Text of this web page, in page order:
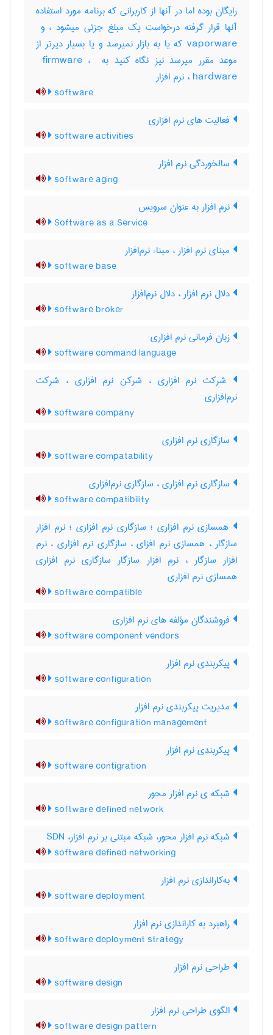
رایگان بوده اما در آنها از کاربرانی که برنامه مورد استفاده
vaporware که یا به بازار نمیرسد و یا بسیار دیرتر از
موعد مقرر میرسد نیز نگاه کنید به ‎ firmware ، ‎
hardware ، نرم ‌افزار
software
فعالیت های نرم افزاری
software activities
سالخوردگی نرم افزار
software aging
نرم افزار به عنوان سرویس
Software as a Service
مبنای نرم افزار ، مبناء نرم‌افزار
software base
دلال نرم افزار ، دلال نرم‌افزار
software broker
زبان فرمانی نرم افزاری
software command language
شرکت نرم افزاری ، شرکن نرم افزاری ، شرکت
نرم‌افزاری
software company
سازگاری نرم افزاری
software compatability
سازگاری نرم افزاری ، سازگاری نرم‌افزاری
software compatibility
همسازی نرم افزاری ؛ سازگاری نرم افزاری ؛ نرم افزار
سازگار ، همسازی نرم افزای ، سازگاری نرم افزاری ، نرم
افزار سازگار ، نرم افزار سازگار سازگاری نرم افزاری
همسازی نرم افزاری
software compatible
فروشندگان مؤلفه های نرم افزاری
software component vendors
پیکربندی نرم افزار
software configuration
مدیریت پیکربندی نرم افزار
software configuration management
پیکربندی نرم افزار
software contigration
شبکه ی نرم افزار محور
software defined network
شبکه نرم افزار محور، شبکه مبتنی بر نرم افزار، SDN
software defined networking
به‌کاراندازی نرم ‌افزار
software deployment
راهبرد به کاراندازی نرم ‌افزار
software deployment strategy
طراحی نرم‌ افزار
software design
الگوی طراحی نرم افزار
software design pattern